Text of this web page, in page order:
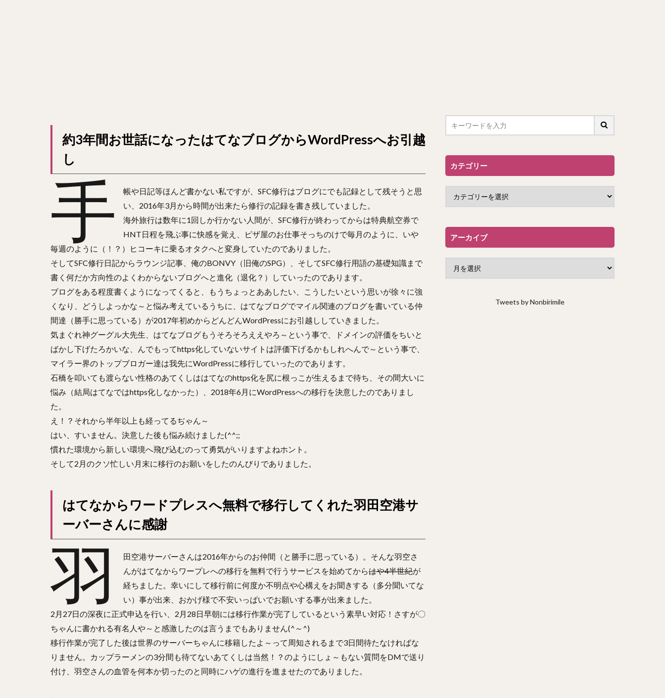
約3年間お世話になったはてなブログからWordPressへお引越
し
手
帳や日記等ほんど書かない私ですが、SFC修行はブログにでも記録として残そうと思
い、2016年3月から時間が出来たら修行の記録を書き残していました。
海外旅行は数年に1回しか行かない人間が、SFC修行が終わってからは特典航空券で
HNT日程を飛ぶ事に快感を覚え、ピザ屋のお仕事そっちのけで毎月のように、いや
毎週のように（！？）ヒコーキに乗るオタクへと変身していたのでありました。
そしてSFC修行日記からラウンジ記事、俺のBONVY（旧俺のSPG）、そしてSFC修行用語の基礎知識まで
書く何だか方向性のよくわからないブログへと進化（退化？）していったのであります。
ブログをある程度書くようになってくると、もうちょっとああしたい、こうしたいという思いが徐々に強
くなり、どうしよっかな～と悩み考えているうちに、はてなブログでマイル関連のブログを書いている仲
間達（勝手に思っている）が2017年初めからどんどんWordPressにお引越ししていきました。
気まぐれ神グーグル大先生、はてなブログもうそろそろええやろ～という事で、ドメインの評価をちいと
ばかし下げたろかいな、んでもってhttps化していないサイトは評価下げるかもしれへんで～という事で、
マイラー界のトップブロガー達は我先にWordPressに移行していったのであります。
石橋を叩いても渡らない性格のあてくしははてなのhttps化を尻に根っこが生えるまで待ち、その間大いに
悩み（結局はてなではhttps化しなかった）、2018年6月にWordPressへの移行を決意したのでありまし
た。
え！？それから半年以上も経ってるぢゃん～
はい、すいません。決意した後も悩み続けました(^^;;
慣れた環境から新しい環境へ飛び込むのって勇気がいりますよねホント。
そして2月のクソ忙しい月末に移行のお願いをしたのんびりでありました。
はてなからワードプレスへ無料で移行してくれた羽田空港サ
ーバーさんに感謝
羽
田空港サーバーさんは2016年からのお仲間（と勝手に思っている）。そんな羽空さ
んがはてなからワープレへの移行を無料で行うサービスを始めてからはや4半世紀が
経ちました。幸いにして移行前に何度か不明点や心構えをお聞きする（多分聞いてな
い）事が出来、おかげ様で不安いっぱいでお願いする事が出来ました。
2月27日の深夜に正式申込を行い、2月28日早朝には移行作業が完了しているという素早い対応！さすが〇
ちゃんに書かれる有名人や～と感激したのは言うまでもありません(^～^)
移行作業が完了した後は世界のサーバーちゃんに移籍したよ～って周知されるまで3日間待たなければな
りません。カップラーメンの3分間も待てないあてくしは当然！？のようにしょ～もない質問をDMで送り
付け、羽空さんの血管を何本か切ったのと同時にハゲの進行を進ませたのでありました。
カテゴリー
アーカイブ
Tweets by Nonbirimile